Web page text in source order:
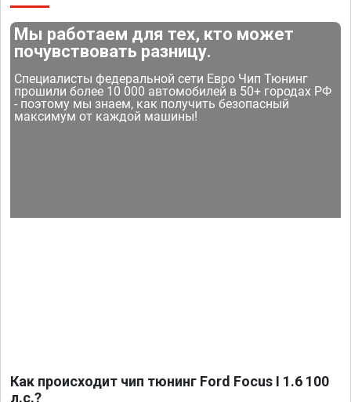
Мы работаем для тех, кто может
почувствовать разницу.
Специалисты федеральной сети Евро Чип Тюнинг
прошили более 10 000 автомобилей в 50+ городах РФ
- поэтому мы знаем, как получить безопасный
максимум от каждой машины!
Как происходит чип тюнинг Ford Focus I 1.6 100
л.с.?